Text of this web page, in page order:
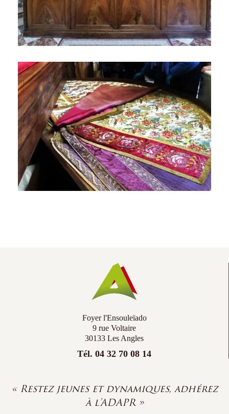
Foyer l'Ensouleïado
9 rue Voltaire
30133 Les Angles
Tél. 04 32 70 08 14
« Restez jeunes et dynamiques, adhérez
à l'ADAPR »